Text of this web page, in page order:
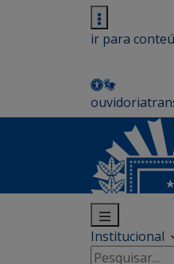
ir para
ouvidoria
Institucional
Pesquisar